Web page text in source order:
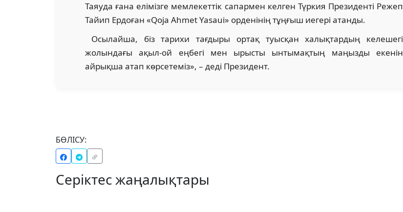
Таяуда ғана елімізге мемлекеттік сапармен келген Түркия Президенті Режеп
Тайип Ердоған «Qoja Ahmet Yasaui» орденінің тұңғыш иегері атанды.
Осылайша, біз тарихи тағдыры ортақ туысқан халықтардың келешегі
жолындағы ақыл-ой еңбегі мен ырысты ынтымақтың маңызды екенін
айрықша атап көрсетеміз», – деді Президент.
БӨЛІСУ:
Серіктес жаңалықтары